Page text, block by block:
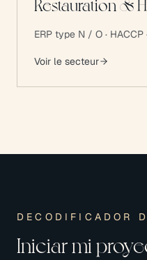
Restauration &
ERP type N / O ·
Voir le secteur
DECODIFICADOR
Iniciar mi